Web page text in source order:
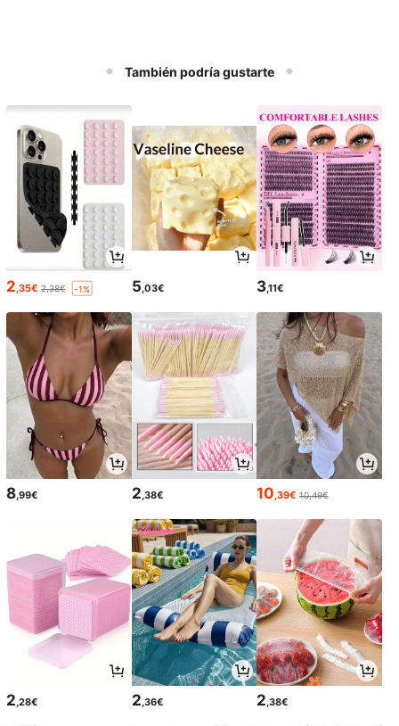
También podría gustarte
2 ,35€ 2,38€ -1% 5 ,03€ 3,11€
8,99€ 2,38€ 10,39€ 10,49€
2,28€ 2,36€ 2,38€